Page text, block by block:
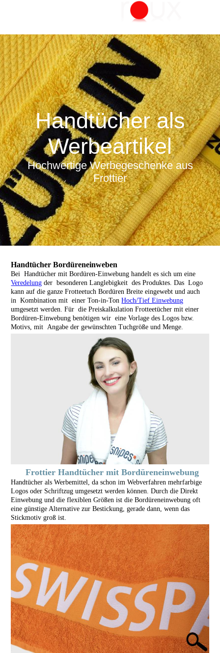
Handtücher als
Werbeartikel
Hochwertige Werbegeschenke aus
Frottier
Handtücher Bordüreneinweben
Bei Handtücher mit Bordüren-Einwebung handelt es sich um eine
Veredelung der besonderen Langlebigkeit des Produktes. Das Logo
kann auf die ganze Frotteetuch Bordüren Breite eingewebt und auch
in Kombination mit einer Ton-in-TonHoch/Tief Einwebung
umgesetzt werden. Für die Preiskalkulation Frotteetücher mit einer
Bordüren-Einwebung benötigen wir eine Vorlage des Logos bzw.
Motivs, mit Angabe der gewünschten Tuchgröße und Menge.
Frottier Handtücher mit Bordüreneinwebung
Handtücher als Werbemittel, da schon im Webverfahren mehrfarbige
Logos oder Schriftzug umgesetzt werden können. Durch die Direkt
Einwebung und die flexiblen Größen ist die Bordüreneinwebung oft
eine günstige Alternative zur Bestickung, gerade dann, wenn das
Stickmotiv groß ist.